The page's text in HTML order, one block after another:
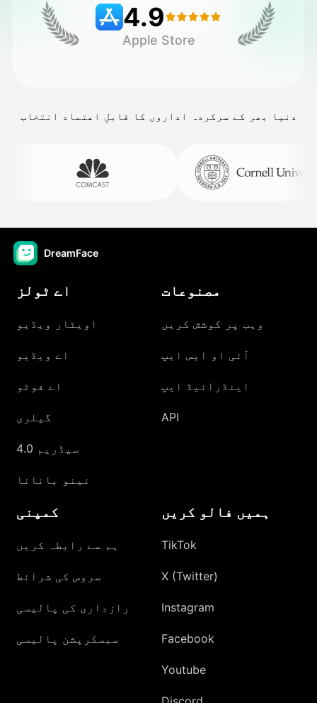
4.9
Apple Store
دنیا بھر کے سرکردہ اداروں کا قابلِ اعتماد انتخاب
DreamFace
اے ٹولز
اویٹار ویڈیو
اے ویڈیو
اے فوٹو
گیلری
سیڈریم 4.0
نینو بانانا
مصنوعات
ویب پر کوشش کریں
آئی او ایس ایپ
اینڈرائیڈ ایپ
API
کمپنی
ہم سے رابطہ کریں
سروس کی شرائط
رازداری کی پالیسی
سبسکرپشن پالیسی
ہمیں فالو کریں
TikTok
X (Twitter)
Instagram
Facebook
Youtube